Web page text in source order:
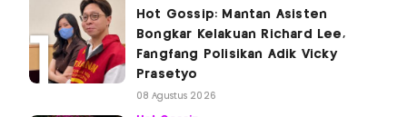
Hot Gossip: Mantan Asisten
Bongkar Kelakuan Richard Lee,
Fangfang Polisikan Adik Vicky
Prasetyo
08 Agustus 2026